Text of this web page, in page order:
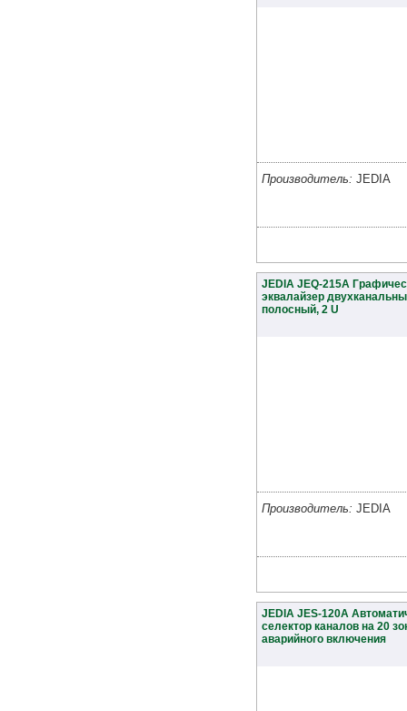
Производитель: JEDIA
JEDIA JEQ-215A
эквалайзер
полосный, 2 U
Производитель: JEDIA
JEDIA JES-120A
селектор каналов на 20
аварийного включения